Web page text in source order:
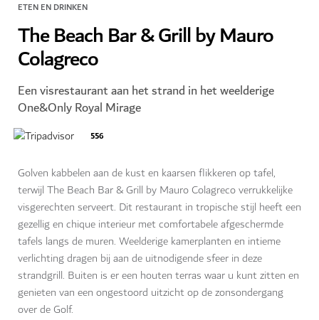
ETEN EN DRINKEN
The Beach Bar & Grill by Mauro
Colagreco
Een visrestaurant aan het strand in het weelderige
One&Only Royal Mirage
556
Golven kabbelen aan de kust en kaarsen flikkeren op tafel,
terwijl The Beach Bar & Grill by Mauro Colagreco verrukkelijke
visgerechten serveert. Dit restaurant in tropische stijl heeft een
gezellig en chique interieur met comfortabele afgeschermde
tafels langs de muren. Weelderige kamerplanten en intieme
verlichting dragen bij aan de uitnodigende sfeer in deze
strandgrill. Buiten is er een houten terras waar u kunt zitten en
genieten van een ongestoord uitzicht op de zonsondergang
over de Golf.